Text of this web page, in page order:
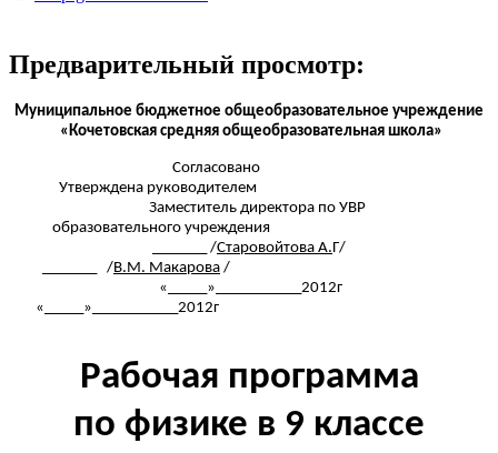
Предварительный просмотр:
Муниципальное бюджетное общеобразовательное учреждение
«Кочетовская средняя общеобразовательная школа»
Согласовано
Утверждена руководителем
Заместитель директора по УВР
образовательного учреждения
_______ /Старовойтова А. Г/
_______ /В.М. Макарова /
«_____»___________2012г
«_____»___________2012г
Рабочая программа
по физике в 9 классе